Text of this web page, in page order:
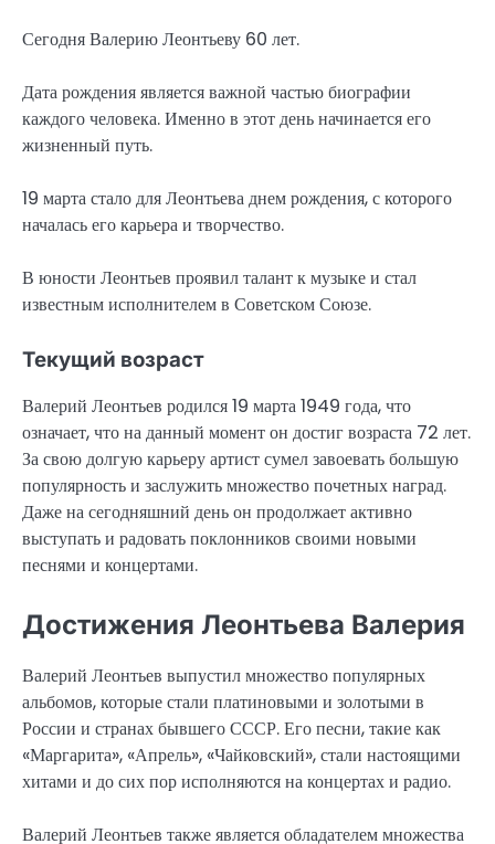
Сегодня Валерию Леонтьеву 60 лет.
Дата рождения является важной частью биографии
каждого человека. Именно в этот день начинается его
жизненный путь.
19 марта стало для Леонтьева днем рождения, с которого
началась его карьера и творчество.
В юности Леонтьев проявил талант к музыке и стал
известным исполнителем в Советском Союзе.
Текущий возраст
Валерий Леонтьев родился 19 марта 1949 года, что
означает, что на данный момент он достиг возраста 72 лет.
За свою долгую карьеру артист сумел завоевать большую
популярность и заслужить множество почетных наград.
Даже на сегодняшний день он продолжает активно
выступать и радовать поклонников своими новыми
песнями и концертами.
Достижения Леонтьева Валерия
Валерий Леонтьев выпустил множество популярных
альбомов, которые стали платиновыми и золотыми в
России и странах бывшего СССР. Его песни, такие как
«Маргарита», «Апрель», «Чайковский», стали настоящими
хитами и до сих пор исполняются на концертах и радио.
Валерий Леонтьев также является обладателем множества